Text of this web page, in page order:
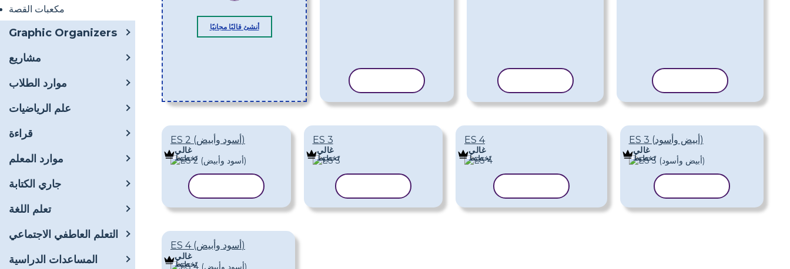
مكعبات القصة
Graphic Organizers
مشاريع
موارد الطلاب
علم الرياضيات
قراءة
موارد المعلم
جاري الكتابة
تعلم اللغة
التعلم العاطفي الاجتماعي
المساعدات الدراسية
أنشئ قالبًا مجانيًا
ES 2 (أسود وأبيض)
غالي
تَخطِيط
ES 3
غالي
تَخطِيط
ES 4
غالي
تَخطِيط
ES 3 (أبيض وأسود)
غالي
تَخطِيط
ES 4 (أسود وأبيض)
غالي
تَخطِيط